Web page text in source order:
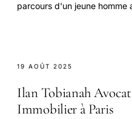
parcours d'un jeune homme
19 AOÛT 2025
Ilan Tobianah
Immobilier à Paris